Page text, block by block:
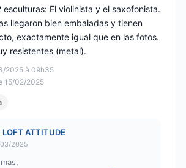
2025 à 09h35
15/02/2025
esculturas: El violinista y el saxofonista.
llegaron bien embaladas y tienen
exactamente igual que en las fotos.
resistentes (metal).
ATTITUDE
2025